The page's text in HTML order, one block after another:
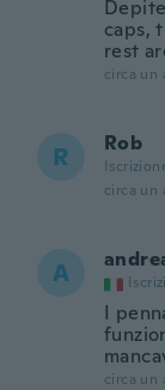
caps,
rest
circa un
R Rob
circa un
A
I
circa un